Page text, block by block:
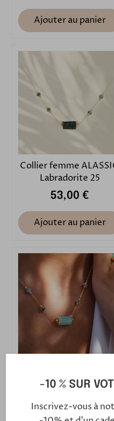
Ajouter au panier
Collier femme
Labradorite 25
53,00 €
Ajouter au panier
Amazonite 25
-10 % SUR
Inscrivez-vous à